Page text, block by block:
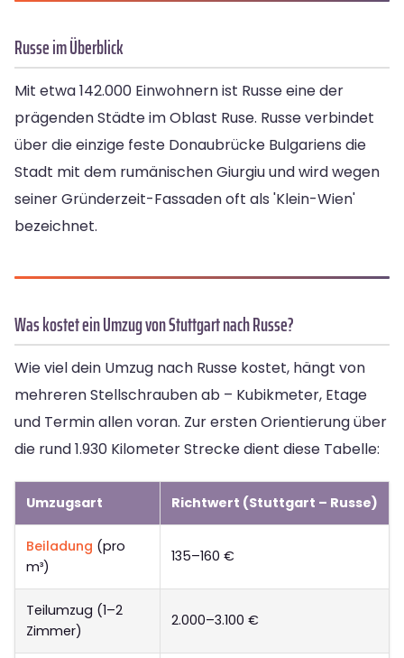
Russe im Überblick
Mit etwa 142.000 Einwohnern ist Russe eine der
prägenden Städte im Oblast Ruse. Russe verbindet
über die einzige feste Donaubrücke Bulgariens die
Stadt mit dem rumänischen Giurgiu und wird wegen
seiner Gründerzeit-Fassaden oft als 'Klein-Wien'
bezeichnet.
Was kostet ein Umzug von Stuttgart nach Russe?
Wie viel dein Umzug nach Russe kostet, hängt von
mehreren Stellschrauben ab – Kubikmeter, Etage
und Termin allen voran. Zur ersten Orientierung über
die rund 1.930 Kilometer Strecke dient diese Tabelle:
Umzugsart Richtwert (Stuttgart – Russe)
Beiladung (pro
m³)
135–160 €
Teilumzug (1–2
Zimmer)
2.000–3.100 €